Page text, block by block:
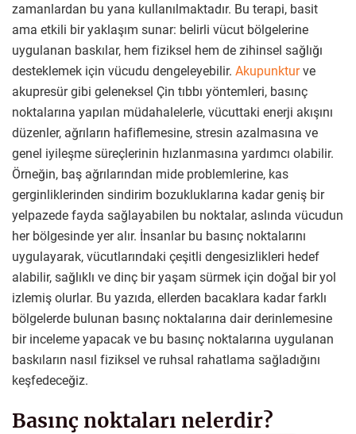
zamanlardan bu yana kullanılmaktadır. Bu terapi, basit
ama etkili bir yaklaşım sunar: belirli vücut bölgelerine
uygulanan baskılar, hem fiziksel hem de zihinsel sağlığı
desteklemek için vücudu dengeleyebilir. Akupunkturve
akupresür gibi geleneksel Çin tıbbı yöntemleri, basınç
noktalarına yapılan müdahalelerle, vücuttaki enerji akışını
düzenler, ağrıların hafiflemesine, stresin azalmasına ve
genel iyileşme süreçlerinin hızlanmasına yardımcı olabilir.
Örneğin, baş ağrılarından mide problemlerine, kas
gerginliklerinden sindirim bozukluklarına kadar geniş bir
yelpazede fayda sağlayabilen bu noktalar, aslında vücudun
her bölgesinde yer alır. İnsanlar bu basınç noktalarını
uygulayarak, vücutlarındaki çeşitli dengesizlikleri hedef
alabilir, sağlıklı ve dinç bir yaşam sürmek için doğal bir yol
izlemiş olurlar. Bu yazıda, ellerden bacaklara kadar farklı
bölgelerde bulunan basınç noktalarına dair derinlemesine
bir inceleme yapacak ve bu basınç noktalarına uygulanan
baskıların nasıl fiziksel ve ruhsal rahatlama sağladığını
keşfedeceğiz.
Basınç noktaları nelerdir?